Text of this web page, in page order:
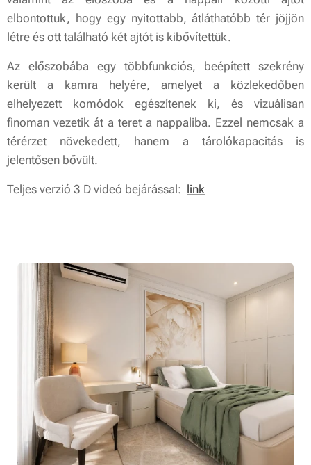
elbontottuk, hogy egy nyitottabb, átláthatóbb tér jöjjön
létre és ott található két ajtót is kibővítettük.
Az előszobába egy többfunkciós, beépített szekrény
került a kamra helyére, amelyet a közlekedőben
elhelyezett komódok egészítenek ki, és vizuálisan
finoman vezetik át a teret a nappaliba. Ezzel nemcsak a
térérzet növekedett, hanem a tárolókapacitás is
jelentősen bővült.
Teljes verzió 3 D videó bejárással: link